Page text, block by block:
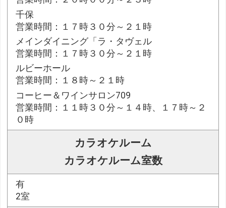
千保
営業時間：１７時３０分～２１時
メインダイニング「ラ・タヴェル
営業時間：１７時３０分～２１時
ルビーホール
営業時間：１８時～２１時
コーヒー＆ワインサロン709
営業時間：１１時３０分～１４時、１７時～２
０時
カラオケルーム
カラオケルーム室数
有
2室